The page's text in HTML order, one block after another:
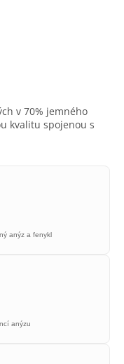
v 70% jemného
kvalitu spojenou s
anýz a fenykl
anýzu